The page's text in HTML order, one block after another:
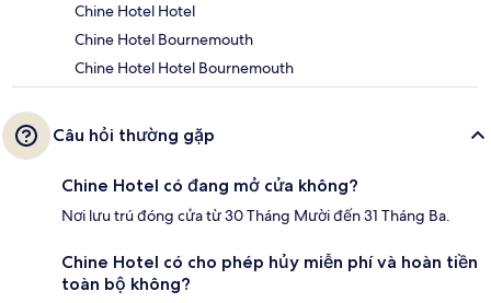
Chine Hotel Hotel
Chine Hotel Bournemouth
Chine Hotel Hotel Bournemouth
Câu hỏi thường gặp
Chine Hotel có đang mở cửa không?
Nơi lưu trú đóng cửa từ 30 Tháng Mười đến 31 Tháng Ba.
Chine Hotel có cho phép hủy miễn phí và hoàn tiền
toàn bộ không?